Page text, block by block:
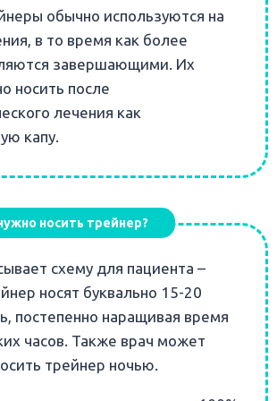
обычно используются на
в то время как более
завершающими. Их
носить после
лечения как
капу.
носить трейнер?
схему для пациента –
носят буквально 15-20
постепенно наращивая время
часов. Также врач может
трейнер ночью.